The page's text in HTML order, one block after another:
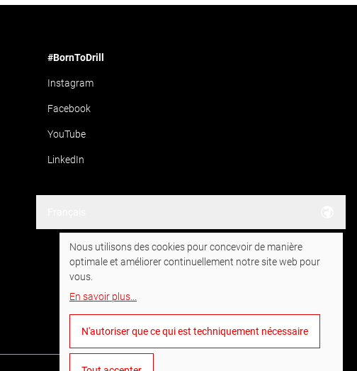
#BornToDrill
Instagram
Facebook
YouTube
LinkedIn
Nous utilisons des cookies pour concevoir de manière
optimale et améliorer continuellement notre site web pour
vous.
En savoir plus
N'autoriser que ce qui est techniquement nécessaire